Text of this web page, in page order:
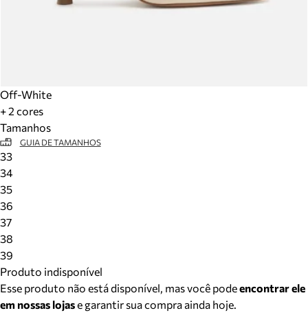
Off-White
+ 2 cores
Tamanhos
GUIA DE TAMANHOS
33
34
35
36
37
38
39
Produto indisponível
Esse produto não está disponível, mas você podeencontrar ele
em nossas lojase garantir sua compra ainda hoje.